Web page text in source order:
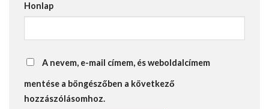
Honlap
A nevem, e-mail címem, és weboldalcímem
mentése a böngészőben a következő
hozzászólásomhoz.